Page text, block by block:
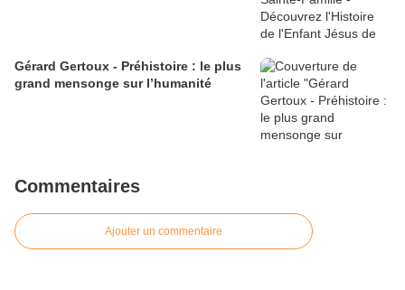
Gérard Gertoux - Préhistoire : le plus
grand mensonge sur l’humanité
Commentaires
Ajouter un commentaire